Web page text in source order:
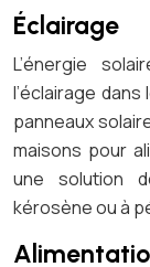
Éclairage
L’énergie
l’éclairage dans
panneaux
maisons pour
une solution
kérosène ou à